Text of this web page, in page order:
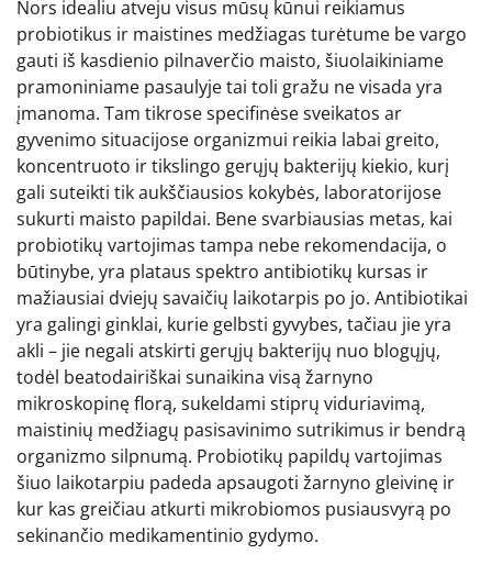
Nors idealiu atveju visus mūsų kūnui reikiamus
probiotikus ir maistines medžiagas turėtume be vargo
gauti iš kasdienio pilnaverčio maisto, šiuolaikiniame
pramoniniame pasaulyje tai toli gražu ne visada yra
įmanoma. Tam tikrose specifinėse sveikatos ar
gyvenimo situacijose organizmui reikia labai greito,
koncentruoto ir tikslingo gerųjų bakterijų kiekio, kurį
gali suteikti tik aukščiausios kokybės, laboratorijose
sukurti maisto papildai. Bene svarbiausias metas, kai
probiotikų vartojimas tampa nebe rekomendacija, o
būtinybe, yra plataus spektro antibiotikų kursas ir
mažiausiai dviejų savaičių laikotarpis po jo. Antibiotikai
yra galingi ginklai, kurie gelbsti gyvybes, tačiau jie yra
akli – jie negali atskirti gerųjų bakterijų nuo blogųjų,
todėl beatodairiškai sunaikina visą žarnyno
mikroskopinę florą, sukeldami stiprų viduriavimą,
maistinių medžiagų pasisavinimo sutrikimus ir bendrą
organizmo silpnumą. Probiotikų papildų vartojimas
šiuo laikotarpiu padeda apsaugoti žarnyno gleivinę ir
kur kas greičiau atkurti mikrobiomos pusiausvyrą po
sekinančio medikamentinio gydymo.